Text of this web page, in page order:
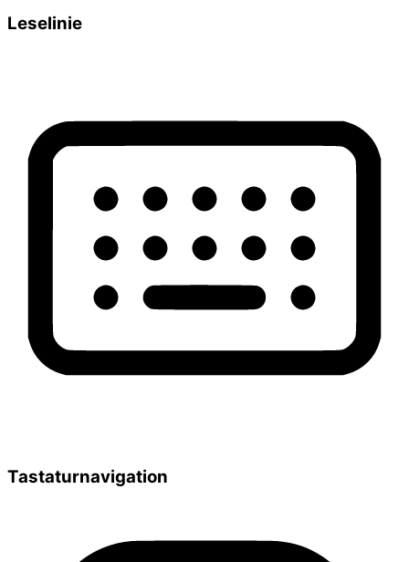
Leselinie
Tastaturnavigation